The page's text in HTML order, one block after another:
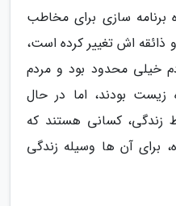
برنامه سازی برای مخاطب
اش تغییر کرده است،
مردم خیلی محدود بود و مردم
زیست بودند، اما در حال
زندگی، کسانی هستند که
برای آن ها وسیله زندگی